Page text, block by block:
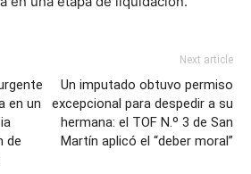
en un
de
Next article
Un imputado obtuvo permiso
excepcional para despedir a su
hermana: el TOF N.º 3 de San
Martín aplicó el “deber moral”